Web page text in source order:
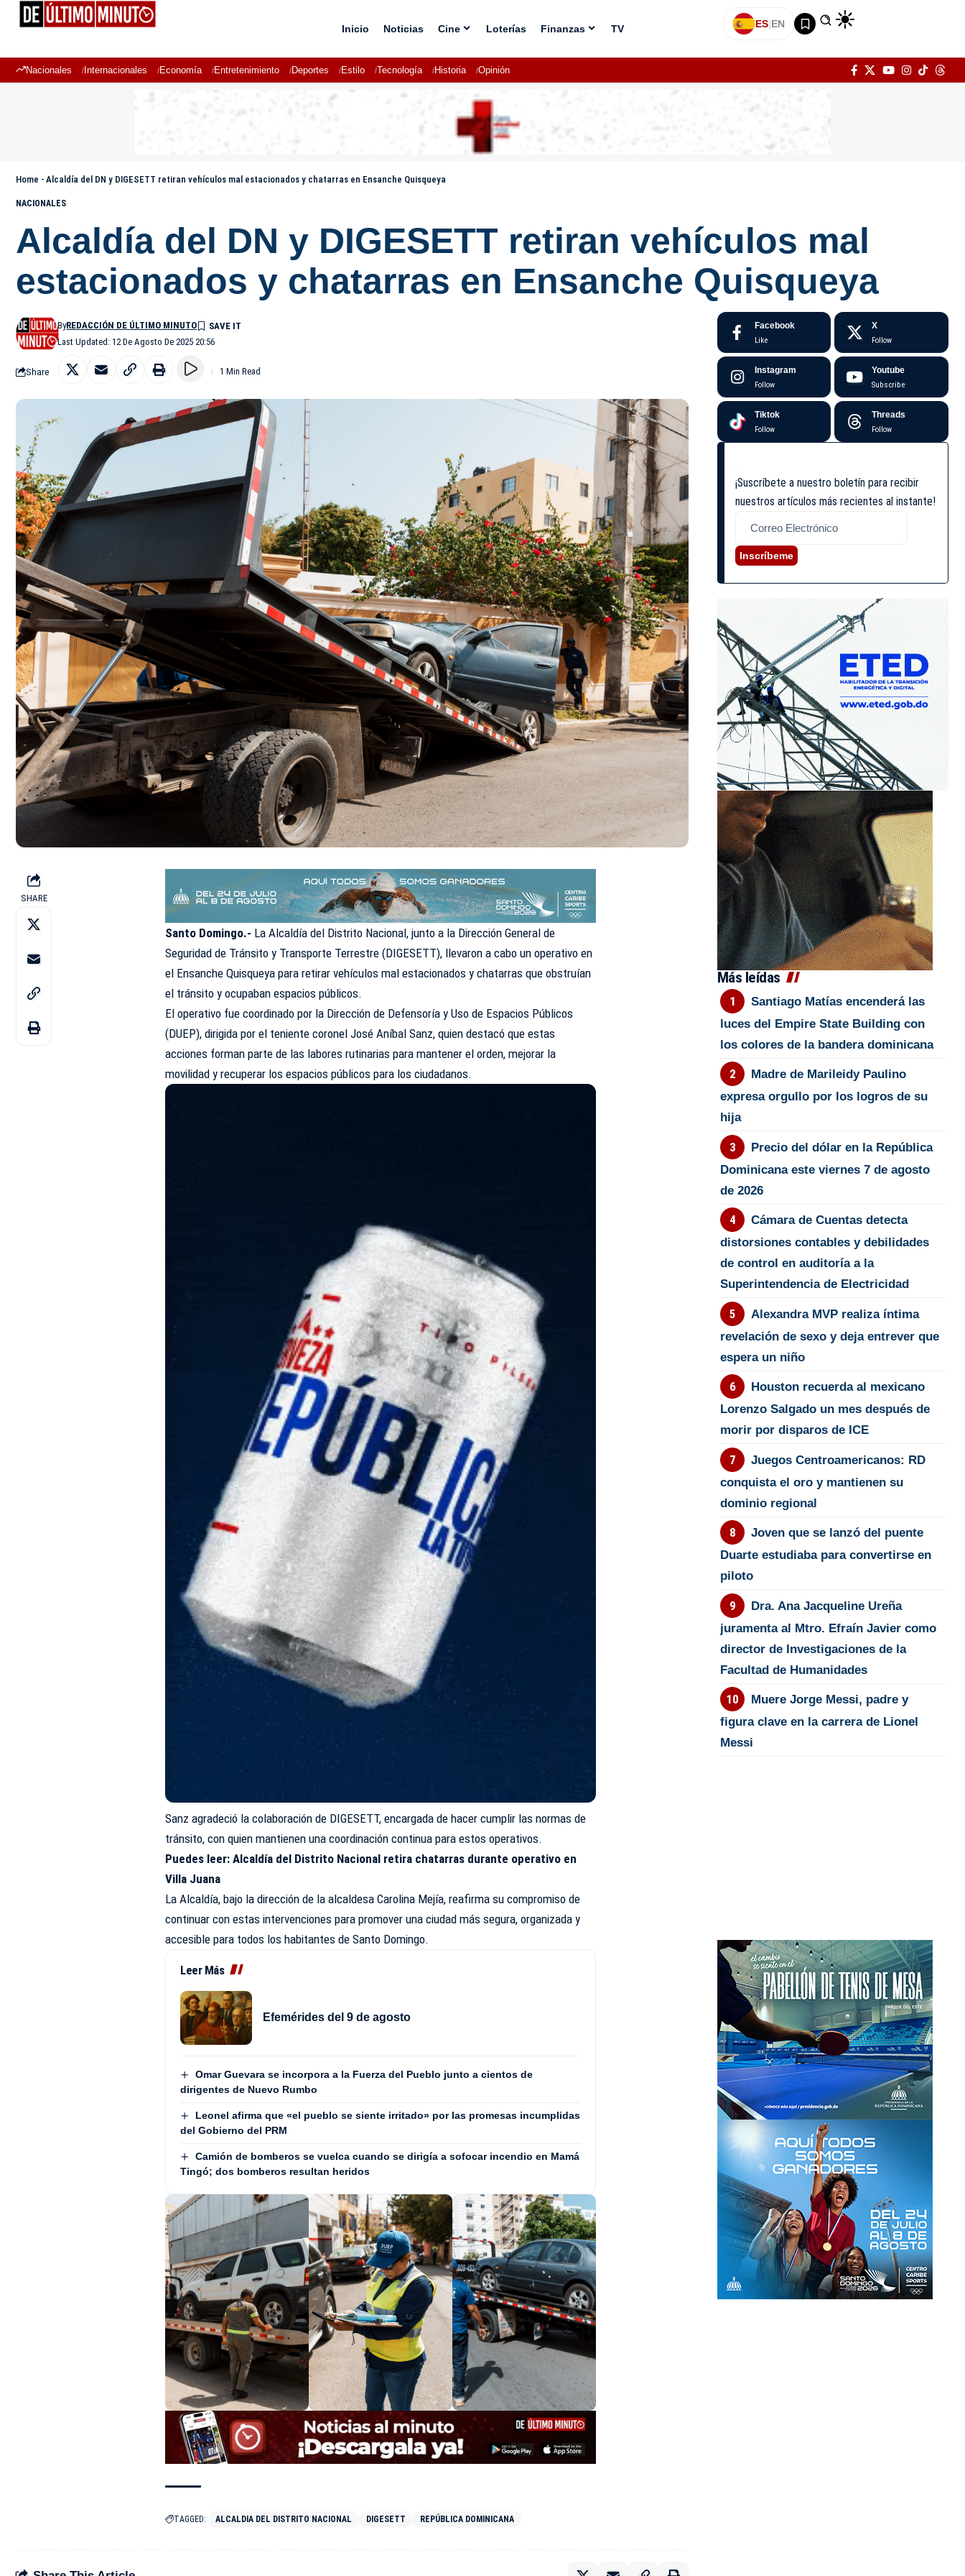
Inicio Noticias Cine Loterías Finanzas TV ES|EN
Nacionales Internacionales Economía Entretenimiento Deportes Estilo Tecnología Historia Opinión
Home - Alcaldía del DN y DIGESETT retiran vehículos mal estacionados y chatarras en Ensanche Quisqueya
NACIONALES
Alcaldía del DN y DIGESETT retiran vehículos mal
estacionados y chatarras en Ensanche Quisqueya
Last Updated: 12 De Agosto De 2025 20:56
ByREDACCIÓN DE ÚLTIMO MINUTO
Share 1 Min Read
SHARE
Santo Domingo.- La Alcaldía del Distrito Nacional, junto a la Dirección General de
Seguridad de Tránsito y Transporte Terrestre (DIGESETT), llevaron a cabo un operativo en
el Ensanche Quisqueya para retirar vehículos mal estacionados y chatarras que obstruían
el tránsito y ocupaban espacios públicos.
El operativo fue coordinado por la Dirección de Defensoría y Uso de Espacios Públicos
(DUEP), dirigida por el teniente coronel José Aníbal Sanz, quien destacó que estas
acciones forman parte de las labores rutinarias para mantener el orden, mejorar la
movilidad y recuperar los espacios públicos para los ciudadanos.
Sanz agradeció la colaboración de DIGESETT, encargada de hacer cumplir las normas de
tránsito, con quien mantienen una coordinación continua para estos operativos.
Puedes leer:Alcaldía del Distrito Nacional retira chatarras durante operativo en
Villa Juana
La Alcaldía, bajo la dirección de la alcaldesa Carolina Mejía, reafirma su compromiso de
continuar con estas intervenciones para promover una ciudad más segura, organizada y
accesible para todos los habitantes de Santo Domingo.
Leer Más
Efemérides del 9 de agosto
Omar Guevara se incorpora a la Fuerza del Pueblo junto a cientos de
dirigentes de Nuevo Rumbo
Leonel afirma que «el pueblo se siente irritado» por las promesas incumplidas
del Gobierno del PRM
Camión de bomberos se vuelca cuando se dirigía a sofocar incendio en Mamá
Tingó; dos bomberos resultan heridos
TAGGED: ALCALDIA DEL DISTRITO NACIONAL DIGESETT REPÚBLICA DOMINICANA
Facebook
Like
X
Follow
Instagram
Follow
Youtube
Subscribe
Tiktok
Follow
Threads
Follow
¡Suscríbete a nuestro boletín para recibir
nuestros artículos más recientes al instante!
Inscríbeme
Más leídas
Santiago Matías encenderá las
luces del Empire State Building con
los colores de la bandera dominicana
Madre de Marileidy Paulino
expresa orgullo por los logros de su
hija
Precio del dólar en la República
Dominicana este viernes 7 de agosto
de 2026
Cámara de Cuentas detecta
distorsiones contables y debilidades
de control en auditoría a la
Superintendencia de Electricidad
Alexandra MVP realiza íntima
revelación de sexo y deja entrever que
espera un niño
Houston recuerda al mexicano
Lorenzo Salgado un mes después de
morir por disparos de ICE
Juegos Centroamericanos: RD
conquista el oro y mantienen su
dominio regional
Joven que se lanzó del puente
Duarte estudiaba para convertirse en
piloto
Dra. Ana Jacqueline Ureña
juramenta al Mtro. Efraín Javier como
director de Investigaciones de la
Facultad de Humanidades
Muere Jorge Messi, padre y
figura clave en la carrera de Lionel
Messi